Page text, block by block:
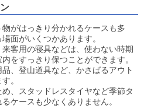
がはっきり分かれるケースも多
面がいくつかあります。
客用の寝具などは、使わない時期
をすっきり保つことができます。
、登山道具など、かさばるアウト
。
、スタッドレスタイヤなど季節タ
ケースも少なくありません。